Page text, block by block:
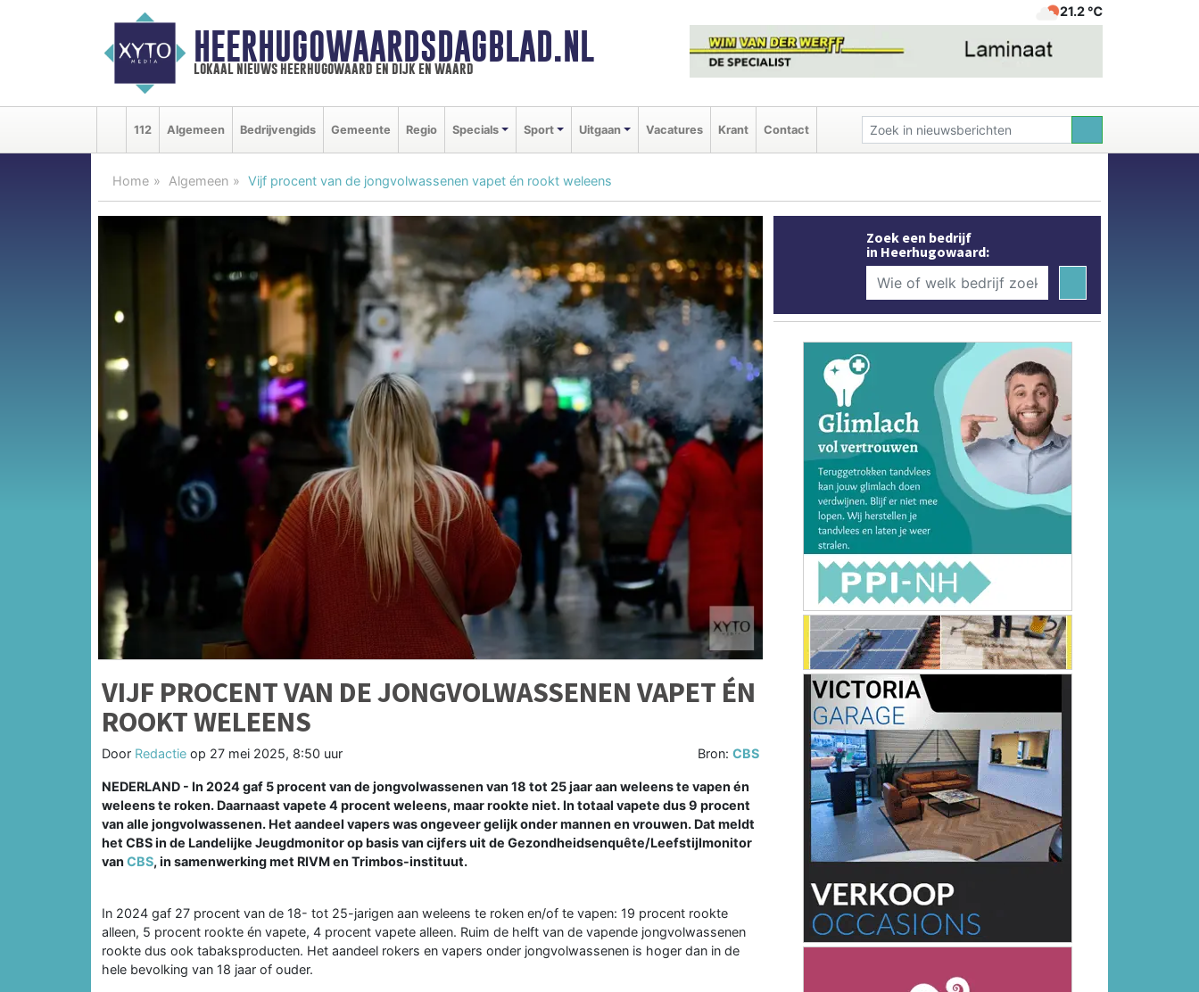
HEERHUGOWAARDSDAGBLAD.NL
lokaal nieuws heerhugowaard en dijk en waard
21.2 ℃
112 Algemeen Bedrijvengids Gemeente Regio Specials Sport Uitgaan Vacatures Krant Contact
Home Algemeen Vijf procent van de jongvolwassenen vapet én rookt weleens
VIJF PROCENT VAN DE JONGVOLWASSENEN VAPET ÉN
ROOKT WELEENS
Door Redactie op 27 mei 2025, 8:50 uur Bron:CBS
NEDERLAND - In 2024 gaf 5 procent van de jongvolwassenen van 18 tot 25 jaar aan weleens te vapen én
weleens te roken. Daarnaast vapete 4 procent weleens, maar rookte niet. In totaal vapete dus 9 procent
van alle jongvolwassenen. Het aandeel vapers was ongeveer gelijk onder mannen en vrouwen. Dat meldt
het CBS in de Landelijke Jeugdmonitor op basis van cijfers uit de Gezondheidsenquête/Leefstijlmonitor
van CBS, in samenwerking met RIVM en Trimbos-instituut.
In 2024 gaf 27 procent van de 18- tot 25-jarigen aan weleens te roken en/of te vapen: 19 procent rookte
alleen, 5 procent rookte én vapete, 4 procent vapete alleen. Ruim de helft van de vapende jongvolwassenen
rookte dus ook tabaksproducten. Het aandeel rokers en vapers onder jongvolwassenen is hoger dan in de
hele bevolking van 18 jaar of ouder.
Zoek een bedrijf
in Heerhugowaard: